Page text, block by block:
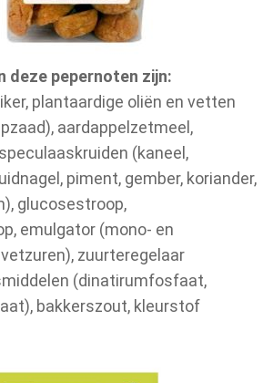
deze pepernoten zijn:
plantaardige oliën en vetten
aardappelzetmeel,
(kaneel,
piment, gember, koriander,
glucosestroop,
emulgator (mono- en
zuurteregelaar
(dinatirumfosfaat,
bakkerszout, kleurstof